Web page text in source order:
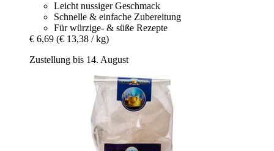
Leicht nussiger Geschmack
Schnelle & einfache Zubereitung
Für würzige- & süße Rezepte
€ 6,69 (€ 13,38 / kg)
Zustellung bis 14. August